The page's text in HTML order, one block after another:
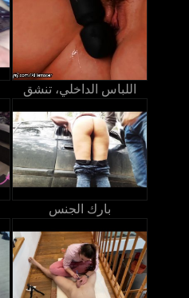
اللباس الداخلي، تنشق
بارك الجنس